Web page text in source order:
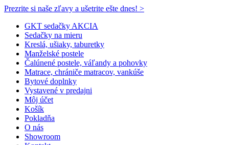
Prezrite si naše zľavy a ušetrite ešte dnes! >​
GKT sedačky AKCIA
Sedačky na mieru
Kreslá, ušiaky, taburetky
Manželské postele
Čalúnené postele, váľandy a pohovky
Matrace, chrániče matracov, vankúše
Bytové doplnky
Vystavené v predajni
Môj účet
Košík
Pokladňa
O nás
Showroom